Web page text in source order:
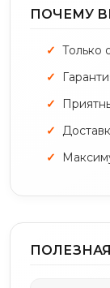
ПОЧЕМУ
Только